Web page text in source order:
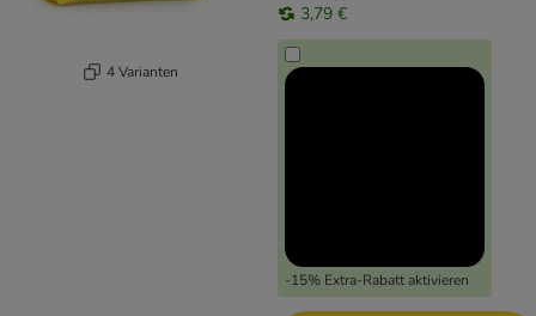
4 Varianten
3,79 €
-15% Extra-Rabatt aktivieren